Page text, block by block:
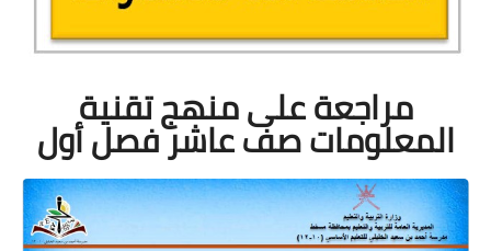
مراجعة على منهج تقنية
المعلومات صف عاشر فصل أول